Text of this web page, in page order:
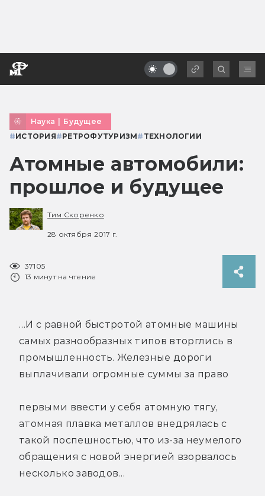
Наука | Будущее
#ИСТОРИЯ#РЕТРОФУТУРИЗМ# ТЕХНОЛОГИИ
Атомные автомобили:
прошлое и будущее
Тим Скоренко
28 октября 2017 г.
37105
13 минут на чтение
…И с равной быстротой атомные машины
самых разнообразных типов вторглись в
промышленность. Железные дороги
выплачивали огромные суммы за право
первыми ввести у себя атомную тягу,
атомная плавка металлов внедрялась с
такой поспешностью, что из-за неумелого
обращения с новой энергией взорвалось
несколько заводов…